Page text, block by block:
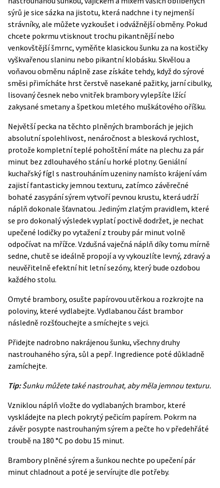
sýrů je sice sázka na jistotu, která nadchne i ty nejmenší
strávníky, ale můžete vyzkoušet i odvážnější obměny. Pokud
chcete pokrmu vtisknout trochu pikantnější nebo
venkovštější šmrnc, vyměňte klasickou šunku za na kostičky
vyškvařenou slaninu nebo pikantní klobásku. Skvělou a
voňavou obměnu náplně zase získáte tehdy, když do sýrové
směsi přimícháte hrst čerstvě nasekané pažitky, jarní cibulky,
lisovaný česnek nebo vnitřek brambory vylepšíte lžící
zakysané smetany a špetkou mletého muškátového oříšku.
Největší pecka na těchto plněných bramborách je jejich
absolutní spolehlivost, nenáročnost a blesková rychlost,
protože kompletní teplé pohoštění máte na plechu za pár
minut bez zdlouhavého stání u horké plotny. Geniální
kuchařský fígl s nastrouháním uzeniny namísto krájení vám
zajistí fantasticky jemnou texturu, zatímco závěrečné
bohaté zasypání sýrem vytvoří pevnou krustu, která udrží
náplň dokonale šťavnatou. Jediným zlatým pravidlem, které
se pro dokonalý výsledek vyplatí poctivě dodržet, je nechat
upečené lodičky po vytažení z trouby pár minut volně
odpočívat na mřížce. Vzdušná vaječná náplň díky tomu mírně
sedne, chutě se ideálně propojí a vy vykouzlíte levný, zdravý a
neuvěřitelně efektní hit letní sezóny, který bude ozdobou
každého stolu.
Omyté brambory, osušte papírovou utěrkou a rozkrojte na
poloviny, které vydlabejte. Vydlabanou část brambor
následně rozšťouchejte a smíchejte s vejci.
Přidejte nadrobno nakrájenou šunku, všechny druhy
nastrouhaného sýra, sůl a pepř. Ingredience poté důkladně
zamíchejte.
Tip:Šunku můžete také nastrouhat, aby měla jemnou texturu.
Vzniklou náplň vložte do vydlabaných brambor, které
vyskládejte na plech pokrytý pečicím papírem. Pokrm na
závěr posypte nastrouhaným sýrem a pečte ho v předehřáté
troubě na 180 °C po dobu 15 minut.
Brambory plněné sýrem a šunkou nechte po upečení pár
minut chladnout a poté je servírujte dle potřeby.